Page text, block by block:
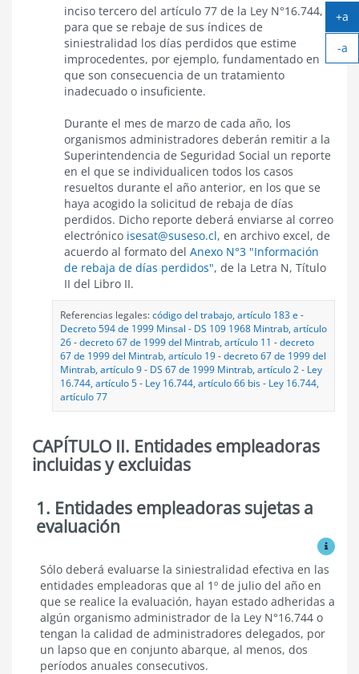
inciso tercero del artículo 77 de la Ley N°16.744,
para que se rebaje de sus índices de
siniestralidad los días perdidos que estime
improcedentes, por ejemplo, fundamentado en
que son consecuencia de un tratamiento
inadecuado o insuficiente.
Durante el mes de marzo de cada año, los
organismos administradores deberán remitir a la
Superintendencia de Seguridad Social un reporte
en el que se individualicen todos los casos
resueltos durante el año anterior, en los que se
haya acogido la solicitud de rebaja de días
perdidos. Dicho reporte deberá enviarse al correo
electrónico isesat@suseso.cl, en archivo excel, de
acuerdo al formato del Anexo N°3 "Información
de rebaja de días perdidos", de la Letra N, Título
II del Libro II.
Referencias legales:código del trabajo, artículo 183 e -
Decreto 594 de 1999 Minsal - DS 109 1968 Mintrab, artículo
26-decreto 67 de 1999 del Mintrab, artículo 11 -decreto
67 de 1999 del Mintrab, artículo 19-decreto 67 de 1999 del
Mintrab, artículo 9- DS 67 de 1999 Mintrab, artículo 2 - Ley
16.744, artículo 5- Ley 16.744, artículo 66 bis- Ley 16.744,
artículo 77
CAPÍTULO II. Entidades empleadoras
incluidas y excluidas
Entidades
empleadoras
incluidas
1. Entidades empleadoras sujetas a
evaluación
Ver
Entidades
empleadoras
a
evaluación
Sólo deberá evaluarse la siniestralidad efectiva en las
entidades empleadoras que al 1º de julio del año en
que se realice la evaluación, hayan estado adheridas a
algún organismo administrador de la Ley N°16.744 o
tengan la calidad de administradores delegados, por
un lapso que en conjunto abarque, al menos, dos
períodos anuales consecutivos.
+a
-a